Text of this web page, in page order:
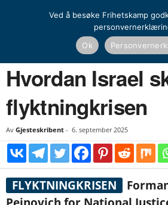
Hvordan Israel skapte flyktningkrisen
KRONIKK
Hvordan Israel
flyktningkrisen
Av Gjesteskribent - 6. september 2025
FLYKTNINGKRISEN
Ved å besøke Frihetskamp
Ok